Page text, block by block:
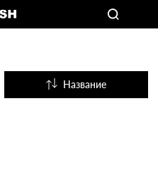
Название